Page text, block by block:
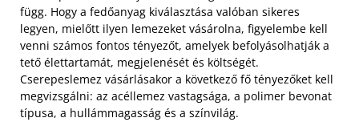
függ. Hogy a fedőanyag kiválasztása valóban sikeres
legyen, mielőtt ilyen lemezeket vásárolna, figyelembe kell
venni számos fontos tényezőt, amelyek befolyásolhatják a
tető élettartamát, megjelenését és költségét.
Cserepeslemez vásárlásakor a következő fő tényezőket kell
megvizsgálni: az acéllemez vastagsága, a polimer bevonat
típusa, a hullámmagasság és a színvilág.